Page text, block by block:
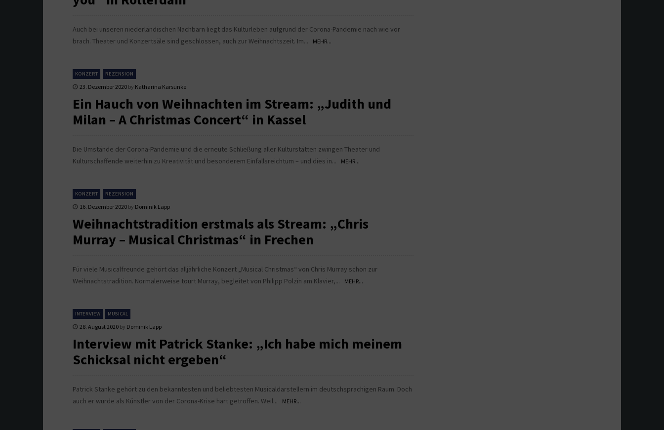
Auch bei unseren niederländischen Nachbarn liegt das Kulturleben aufgrund der Corona-Pandemie nach wie vor
brach. Theater und Konzertsäle sind geschlossen, auch zur Weihnachtszeit. Im...
MEHR...
KONZERT REZENSION
23. Dezember 2020 by Katharina Karsunke
Ein Hauch von Weihnachten im Stream: „Judith und
Milan – A Christmas Concert“ in Kassel
Die Umstände der Corona-Pandemie und die erneute Schließung aller Kulturstätten zwingen Theater und
Kulturschaffende weiterhin zu Kreativität und besonderem Einfallsreichtum – und dies in...
MEHR...
KONZERT REZENSION
16. Dezember 2020 by Dominik Lapp
Weihnachtstradition erstmals als Stream: „Chris
Murray – Musical Christmas“ in Frechen
Für viele Musicalfreunde gehört das alljährliche Konzert „Musical Christmas“ von Chris Murray schon zur
Weihnachtstradition. Normalerweise tourt Murray, begleitet von Philipp Polzin am Klavier,...
MEHR...
INTERVIEW MUSICAL
28. August 2020 by Dominik Lapp
Interview mit Patrick Stanke: „Ich habe mich meinem
Schicksal nicht ergeben“
Patrick Stanke gehört zu den bekanntesten und beliebtesten Musicaldarstellern im deutschsprachigen Raum. Doch
auch er wurde als Künstler von der Corona-Krise hart getroffen. Weil...
MEHR...